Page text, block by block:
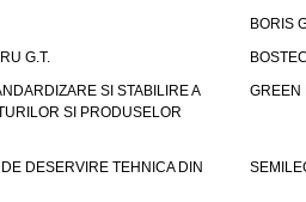
BORIS
G.T.
SI STABILIRE A
SI PRODUSELOR
GREEN
DESERVIRE TEHNICA DIN